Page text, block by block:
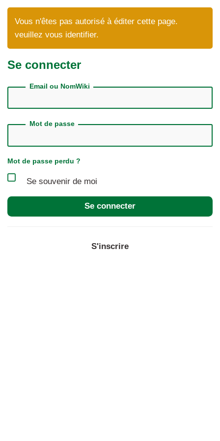
Vous n'êtes pas autorisé à éditer cette page.
veuillez vous identifier.
Se connecter
Email ou NomWiki
Mot de passe
Mot de passe perdu ?
Se souvenir de moi
Se connecter
S'inscrire